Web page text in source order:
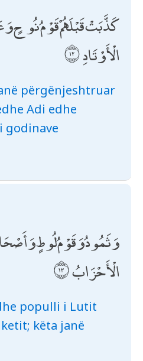
كَذَّبَتْ قَبْلَهُمْ قَوْمُ نُوحٍ
الْأَوْتَادِ
përgënjeshtruar
Adi edhe
godinave
وَثَمُودُ وَقَوْمُ لُوطٍ
الْأَحْزَابُ
populli i Lutit
këta janë